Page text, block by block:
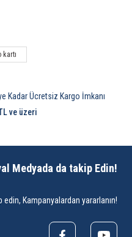
Kadar Ücretsiz Kargo İmkanı
ve üzeri
Medyada da takip Edin!
edin, Kampanyalardan yararlanın!